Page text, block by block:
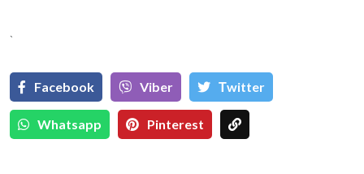
`
Facebook Viber Тwitter
Whatsapp Pinterest